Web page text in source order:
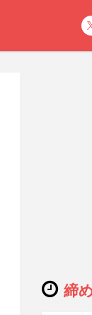
締